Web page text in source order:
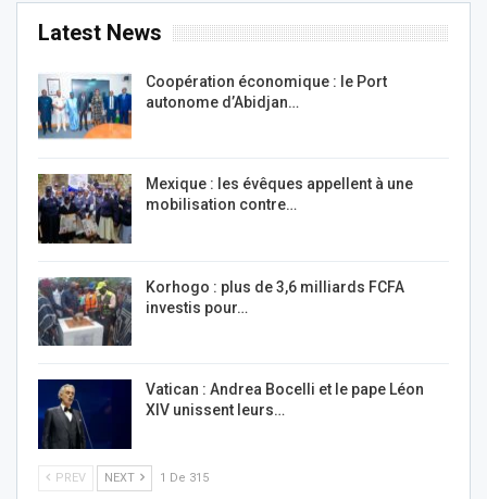
Latest News
Coopération économique : le Port
autonome d’Abidjan…
Mexique : les évêques appellent à une
mobilisation contre…
Korhogo : plus de 3,6 milliards FCFA
investis pour…
Vatican : Andrea Bocelli et le pape Léon
XIV unissent leurs…
PREV NEXT 1 De 315